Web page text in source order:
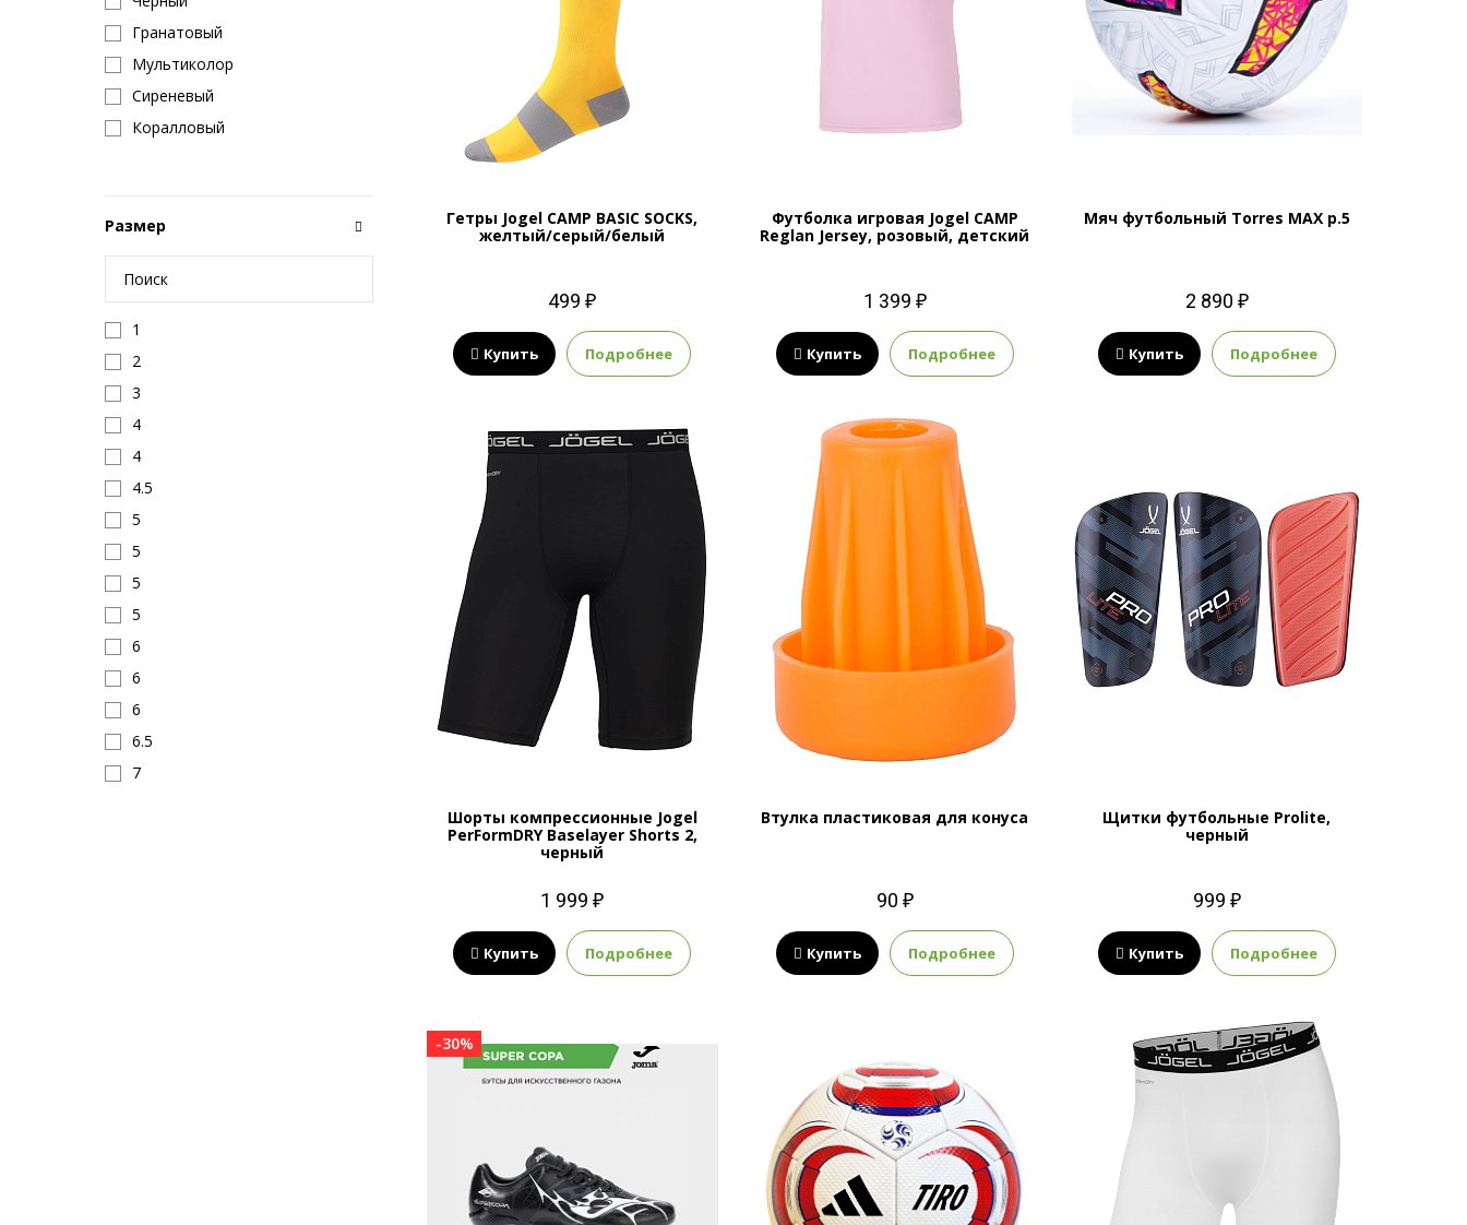
Гранатовый
Мультиколор
Сиреневый
Коралловый
Размер
1
2
3
4
4
4.5
5
5
5
5
6
6
6
6.5
7
Гетры Jogel CAMP BASIC SOCKS,
желтый/серый/белый
499 ₽
Купить Подробнее
Футболка игровая Jogel CAMP
Reglan Jersey, розовый, детский
1 399 ₽
Купить Подробнее
Мяч футбольный Torres MAX р.5
2 890 ₽
Купить Подробнее
Шорты компрессионные Jogel
PerFormDRY Baselayer Shorts 2,
черный
1 999 ₽
Купить Подробнее
Втулка пластиковая для конуса
90 ₽
Купить Подробнее
Щитки футбольные Prolite,
черный
999 ₽
Купить Подробнее
-30%